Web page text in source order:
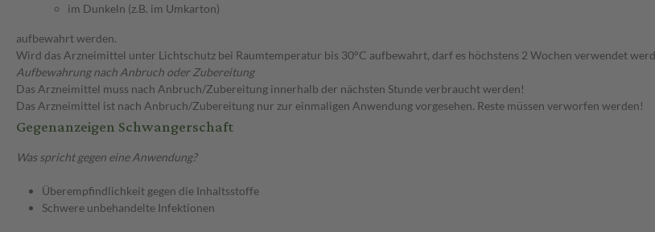
im Dunkeln (z.B. im Umkarton)
aufbewahrt werden.
Wird das Arzneimittel unter Lichtschutz bei Raumtemperatur bis 30°C aufbewahrt, darf es höchstens 2 Wochen verwendet
Aufbewahrung nach Anbruch oder Zubereitung
Das Arzneimittel muss nach Anbruch/Zubereitung innerhalb der nächsten Stunde verbraucht werden!
Das Arzneimittel ist nach Anbruch/Zubereitung nur zur einmaligen Anwendung vorgesehen. Reste müssen verworfen werden!
Gegenanzeigen Schwangerschaft
Was spricht gegen eine Anwendung?
Überempfindlichkeit gegen die Inhaltsstoffe
Schwere unbehandelte Infektionen